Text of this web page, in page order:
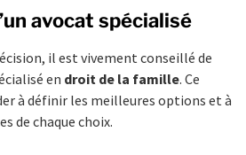
avocat spécialisé
il est vivement conseillé de
en droit de la famille. Ce
à définir les meilleures options et à
de chaque choix.